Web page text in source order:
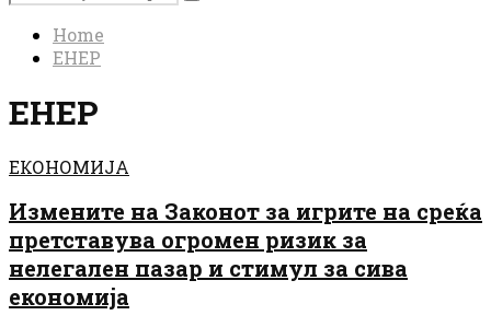
for:
Search
Home
ЕНЕР
ЕНЕР
ЕКОНОМИЈА
Измените на Законот за игрите на среќа
претставува огромен ризик за
нелегален пазар и стимул за сива
економија